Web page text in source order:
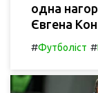
одна
Євгена
#Футболіст #